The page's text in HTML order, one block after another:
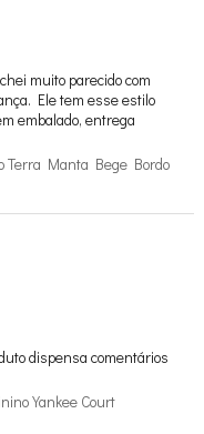
muito parecido com
Ele tem esse estilo
embalado, entrega
Terra Manta Bege Bordo
dispensa comentários
Yankee Court